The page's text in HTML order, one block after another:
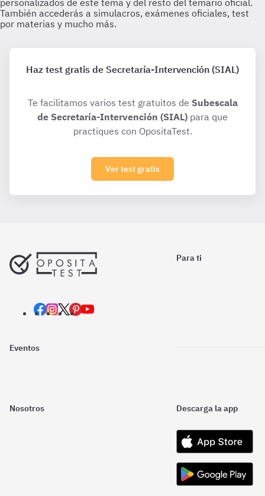
Haz test gratis de Secretaría-Intervención (SIAL)
Te facilitamos varios test gratuitos de Subescala
de Secretaría-Intervención (SIAL) para que
practiques con OpositaTest.
Ver test gratis
Para ti
Eventos
Nosotros Descarga la app